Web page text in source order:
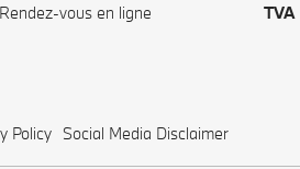
Rendez-vous en ligne
Policy Social Media Disclaimer
TVA